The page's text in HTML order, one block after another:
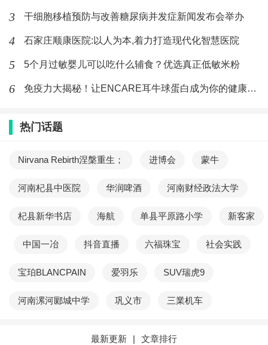
3 干细胞移植预防与改善糖尿病并发症新闻发布会举办
4 石家庄顺康医院:以人为本,着力打造现代化智慧医院
5 5个月过敏婴儿可以吃什么辅食？优选真正低敏米粉
6 免疫力大揭秘！让ENCARE耳牛球蛋白成为你的健康守护神
热门话题
Nirvana Rebirth涅槃重生； 进博会 蒙牛
河南杞县中医院 华润啤酒 河南财经政法大学
杞县新华书店 海航 单县平原路小学 新客家
中国一冶 抖音直播 六福珠宝 社会实践
宝珀BLANCPAIN 爱羽乐 SUV瑞虎9
河南漯河郾城中学 巩义市 三業机车
最新更新 | 文章排行